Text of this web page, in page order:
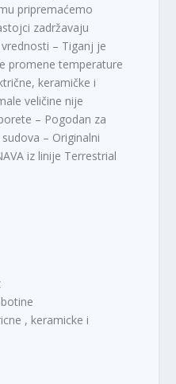
pripremaćemo
zadržavaju
– Tiganj je
promene temperature
keramičke i
veličine nije
– Pogodan za
– Originalni
iz linije Terrestrial
, keramicke i